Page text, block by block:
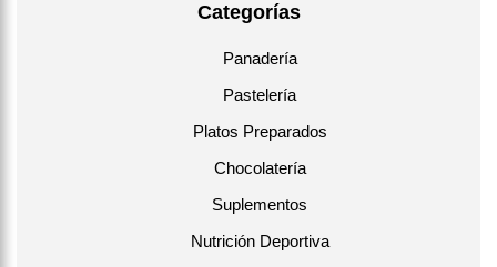
Categorías
Panadería
Pastelería
Platos Preparados
Chocolatería
Suplementos
Nutrición Deportiva